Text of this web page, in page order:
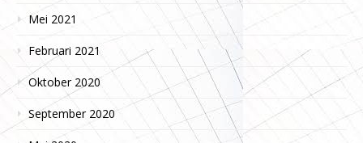
Mei 2021
Februari 2021
Oktober 2020
September 2020